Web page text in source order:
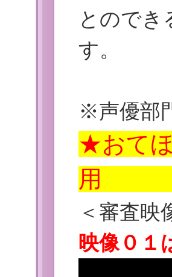
とのでき
す。
※声優部
★おて
＜審査
映像０１